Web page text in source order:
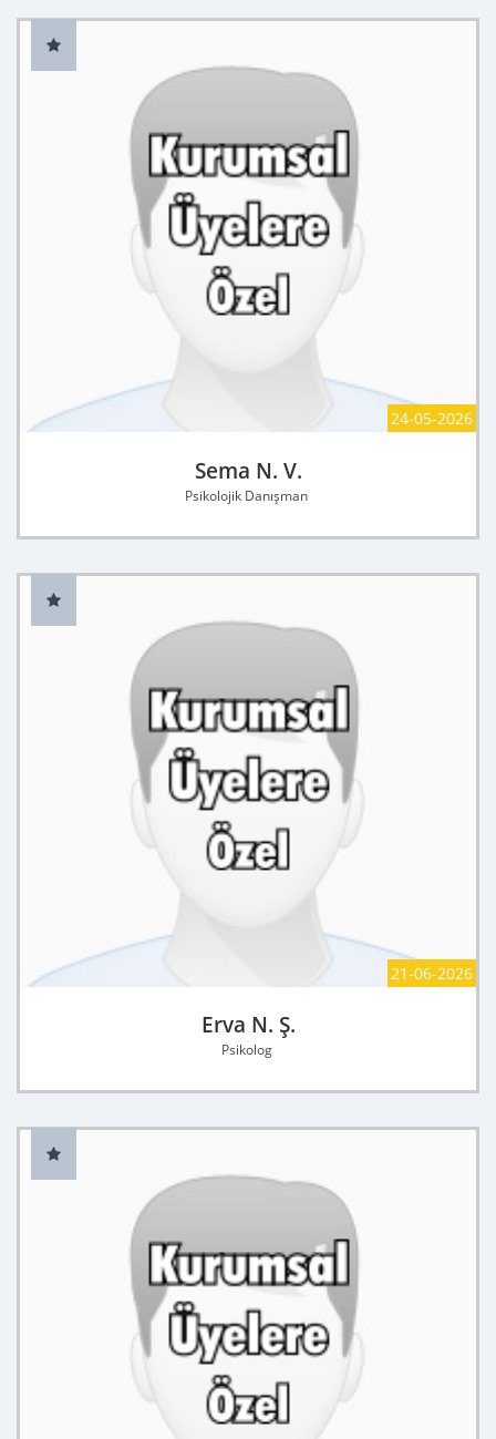
24-05-2026
Sema N. V.
Psikolojik Danışman
21-06-2026
Erva N. Ş.
Psikolog